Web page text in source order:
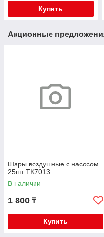
Купить
Акционные
Шары воздушные с насосом
25шт TK7013
В наличии
1 800 ₸
Купить